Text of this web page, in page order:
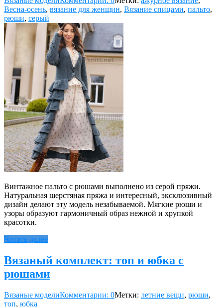
Весна-осень, вязание для женщин, Вязание спицами, пальто,
рюши, серый
Винтажное пальто с рюшами выполнено из серой пряжи.
Натуральная шерстяная пряжа и интересный, эксклюзивный
дизайн делают эту модель незабываемой. Мягкие рюши и
узоры образуют гармоничный образ нежной и хрупкой
красотки.
Читать далее
Вязаный комплект: топ и юбка с
рюшами
Вязаные моделиКомментарии: 0Метки: летние вещи, рюши,
топ, юбка